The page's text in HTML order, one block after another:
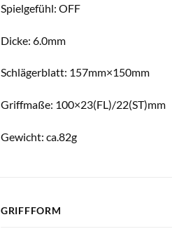
Spielgefühl: OFF
Dicke: 6.0mm
Schlägerblatt: 157mm×150mm
Griffmaße: 100×23(FL)/22(ST)mm
Gewicht: ca.82g
GRIFFFORM